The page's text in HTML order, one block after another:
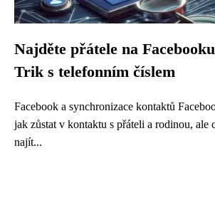
Najděte přátele na
Trik s telefonním číslem
Facebook a synchronizace kontaktů
jak zůstat v kontaktu s přáteli a rodinou, ale
najít...